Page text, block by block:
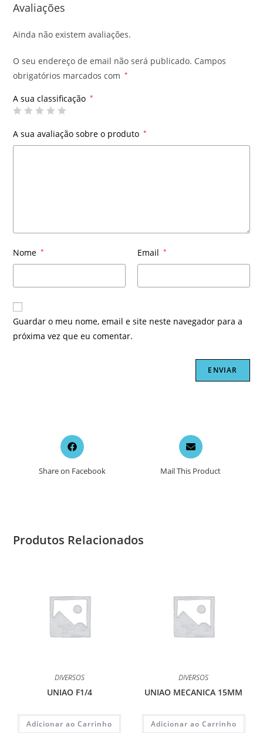
Avaliações
Ainda não existem avaliações.
O seu endereço de email não será publicado. Campos
obrigatórios marcados com
*
A sua classificação *
A sua avaliação sobre o produto *
Nome * Email *
Guardar o meu nome, email e site neste navegador para a
próxima vez que eu comentar.
Opens
in
new
Share on Facebook
Opens
in
a
new
Mail This Product
Produtos Relacionados
DIVERSOS
UNIAO F1/4
Adicionar ao Carrinho
DIVERSOS
UNIAO MECANICA 15MM
Adicionar ao Carrinho